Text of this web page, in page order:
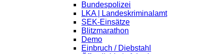
Bundespolizei
LKA | Landeskriminalamt
SEK-Einsätze
Blitzmarathon
Demo
Einbruch / Diebstahl